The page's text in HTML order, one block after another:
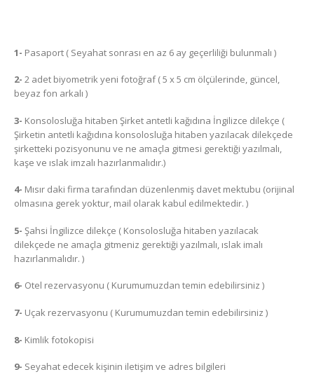
1- Pasaport ( Seyahat sonrası en az 6 ay geçerliliği bulunmalı )
2- 2 adet biyometrik yeni fotoğraf ( 5 x 5 cm ölçülerinde, güncel,
beyaz fon arkalı )
3- Konsolosluğa hitaben Şirket antetli kağıdına İngilizce dilekçe (
Şirketin antetli kağıdına konsolosluğa hitaben yazılacak dilekçede
şirketteki pozisyonunu ve ne amaçla gitmesi gerektiği yazılmalı,
kaşe ve ıslak imzalı hazırlanmalıdır.)
4- Mısır daki firma tarafından düzenlenmiş davet mektubu (orijinal
olmasına gerek yoktur, mail olarak kabul edilmektedir. )
5- Şahsi İngilizce dilekçe ( Konsolosluğa hitaben yazılacak
dilekçede ne amaçla gitmeniz gerektiği yazılmalı, ıslak imalı
hazırlanmalıdır. )
6- Otel rezervasyonu ( Kurumumuzdan temin edebilirsiniz )
7- Uçak rezervasyonu ( Kurumumuzdan temin edebilirsiniz )
8- Kimlik fotokopisi
9- Seyahat edecek kişinin iletişim ve adres bilgileri